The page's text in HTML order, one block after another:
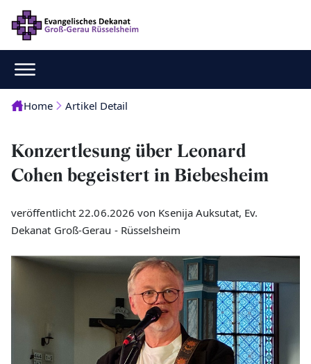
Home Artikel Detail
Konzertlesung über Leonard
Cohen begeistert in Biebesheim
veröffentlicht 22.06.2026 von Ksenija Auksutat, Ev.
Dekanat Groß-Gerau - Rüsselsheim